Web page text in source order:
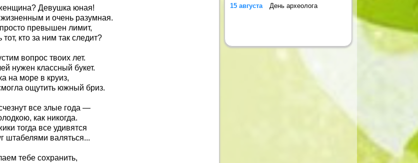
Девушка юная!
и очень разумная.
превышен лимит,
тот, кто за ним так следит?
вопрос твоих лет.
нужен классный букет.
на море в круиз,
ощутить южный бриз.
все злые года —
как никогда.
тогда все удивятся
штабелями валяться...
тебе сохранить,
15 августа
День археолога